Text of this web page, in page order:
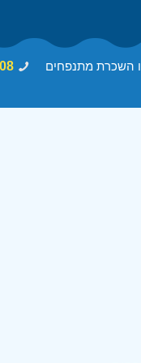
השכרת מתנפחים